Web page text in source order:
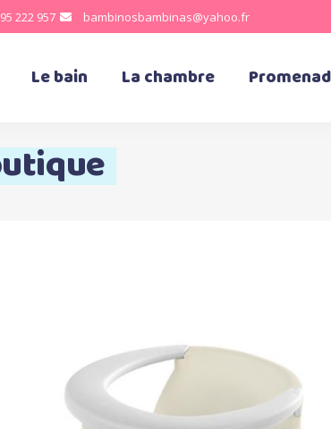
222 957 bambinosbambinas@yahoo.fr
Le bain La chambre